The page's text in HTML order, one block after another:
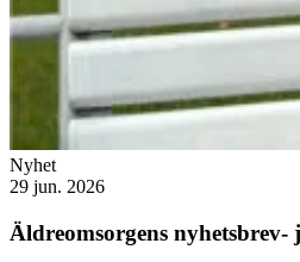
Nyhet
29 jun. 2026
Äldreomsorgens nyhetsbrev-